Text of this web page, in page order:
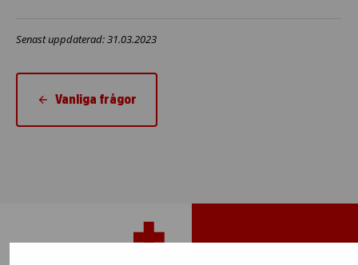
Senast uppdaterad: 31.03.2023
Vanliga frågor